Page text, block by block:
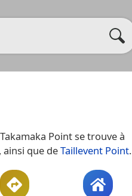
Point se trouve à
, ainsi que deTaillevent Point.